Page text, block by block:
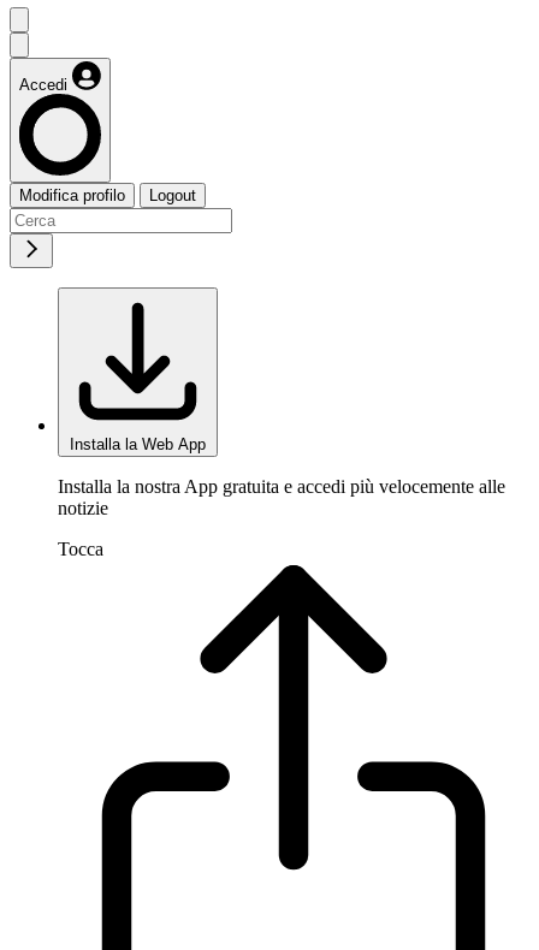
Accedi
Modifica profilo Logout
Installa la Web App
Installa la nostra App gratuita e accedi più velocemente alle
notizie
Tocca